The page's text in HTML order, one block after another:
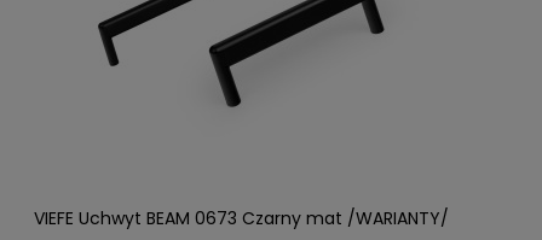
VIEFE Uchwyt BEAM 0673 Czarny mat /WARIANTY/